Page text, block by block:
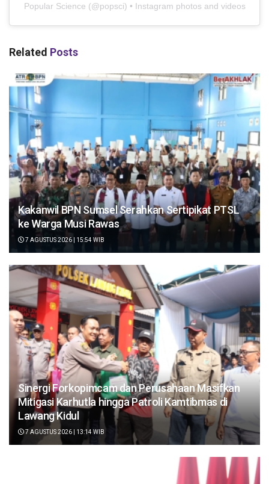
Popular Science (@popsci) • Instagram photos and videos
Related Posts
Kakanwil BPN Sumsel Serahkan Sertipikat PTSL
ke Warga Musi Rawas
7 AGUSTUS 2026 | 15:54 WIB
Sinergi Forkopimcam dan Perusahaan Masifkan
Mitigasi Karhutla hingga Patroli Kamtibmas di
Lawang Kidul
7 AGUSTUS 2026 | 13:14 WIB